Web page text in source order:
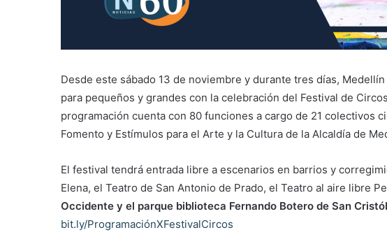
Desde este sábado 13 de noviembre y durante tres días,
para pequeños y grandes con la celebración del Festival de
programación cuenta con 80 funciones a cargo de 21 colectivos
Fomento y Estímulos para el Arte y la Cultura de la Alcaldía de
El festival tendrá entrada libre a escenarios en barrios y
Elena, el Teatro de San Antonio de Prado, el Teatro al aire libre
Occidente y el parque biblioteca Fernando Botero de San
bit.ly/ProgramaciónXFestivalCircos